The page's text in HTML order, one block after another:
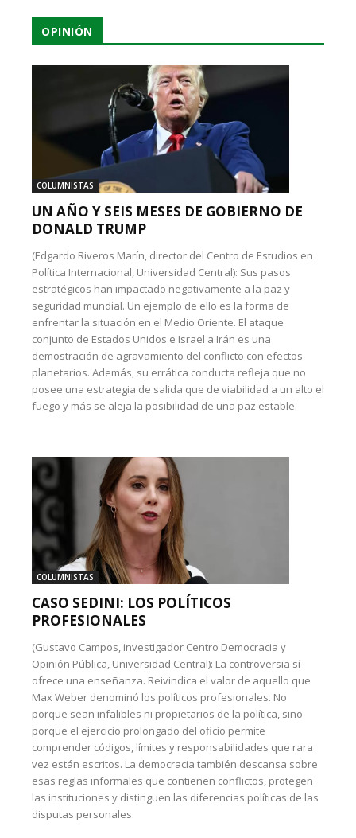
OPINIÓN
COLUMNISTAS
UN AÑO Y SEIS MESES DE GOBIERNO DE
DONALD TRUMP
(Edgardo Riveros Marín, director del Centro de Estudios en
Política Internacional, Universidad Central): Sus pasos
estratégicos han impactado negativamente a la paz y
seguridad mundial. Un ejemplo de ello es la forma de
enfrentar la situación en el Medio Oriente. El ataque
conjunto de Estados Unidos e Israel a Irán es una
demostración de agravamiento del conflicto con efectos
planetarios. Además, su errática conducta refleja que no
posee una estrategia de salida que de viabilidad a un alto el
fuego y más se aleja la posibilidad de una paz estable.
COLUMNISTAS
CASO SEDINI: LOS POLÍTICOS
PROFESIONALES
(Gustavo Campos, investigador Centro Democracia y
Opinión Pública, Universidad Central): La controversia sí
ofrece una enseñanza. Reivindica el valor de aquello que
Max Weber denominó los políticos profesionales. No
porque sean infalibles ni propietarios de la política, sino
porque el ejercicio prolongado del oficio permite
comprender códigos, límites y responsabilidades que rara
vez están escritos. La democracia también descansa sobre
esas reglas informales que contienen conflictos, protegen
las instituciones y distinguen las diferencias políticas de las
disputas personales.